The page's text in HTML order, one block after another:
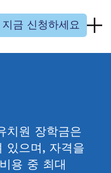
지금 신청하세요
치원 장학금은
있으며, 자격을
용 중 최대